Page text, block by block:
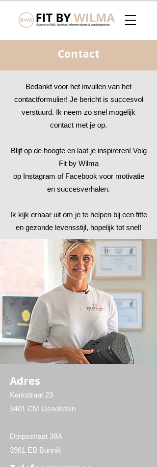
Contact
Bedankt voor het invullen van het
contactformulier! Je bericht is succesvol
verstuurd. Ik neem zo snel mogelijk
contact met je op.
Blijf op de hoogte en laat je inspireren! Volg
Fit by Wilma
op Instagram of Facebook voor motivatie
en succesverhalen.
Ik kijk ernaar uit om je te helpen bij een fitte
en gezonde levensstijl, hopelijk tot snel!
Adres
Kerkstraat 23
3401 CM IJsselstein
Dorpsstraat 38A
3981 EB Bunnik